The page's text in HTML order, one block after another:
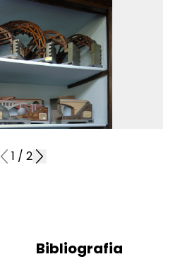
1 / 2
Bibliografia